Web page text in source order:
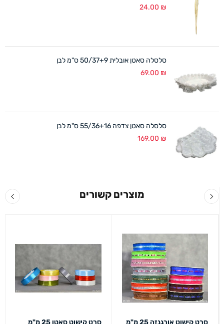
24.00 ₪
סלסלה סאטן אובלית 50/37+9 ס"מ לבן
69.00 ₪
סלסלה סאטן צדפה 55/36+16 ס"מ לבן
169.00 ₪
מוצרים קשורים
סרט קישוט אורגנזה 25 מ"מ
סרט קישוט סאטן 25 מ"מ